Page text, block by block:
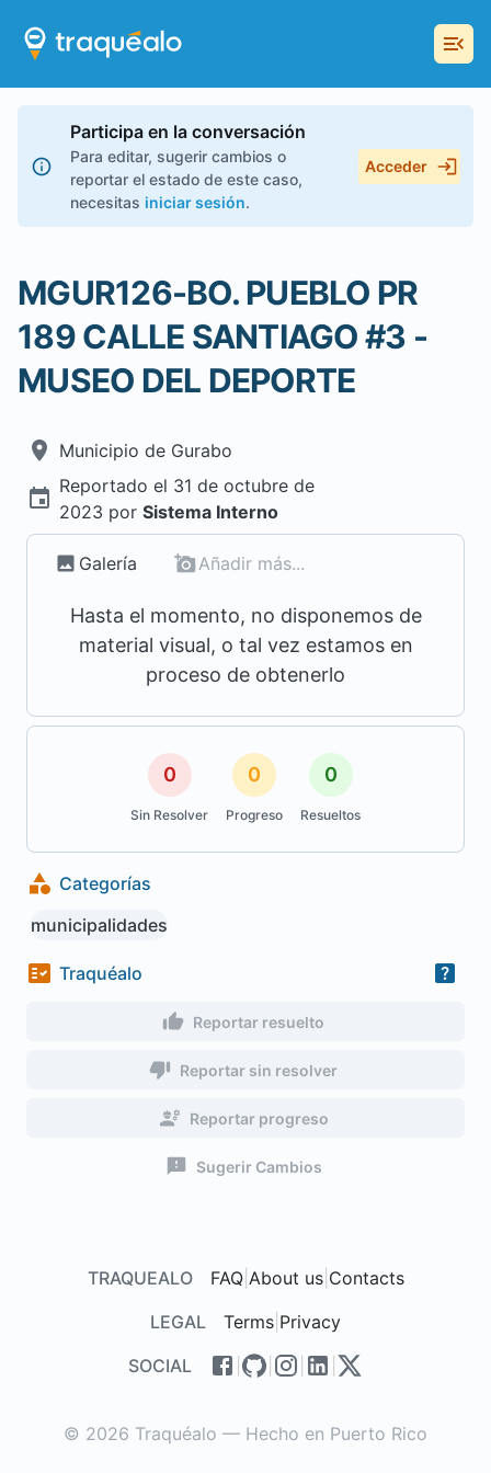
Participa en la conversación
Para editar, sugerir cambios o
reportar el estado de este caso,
necesitas iniciar sesión.
Acceder
MGUR126-BO. PUEBLO PR
189 CALLE SANTIAGO #3 -
MUSEO DEL DEPORTE
Municipio de Gurabo
Reportado el 31 de octubre de
2023 por Sistema Interno
Galería Añadir más...
Hasta el momento, no disponemos de
material visual, o tal vez estamos en
proceso de obtenerlo
0
Sin Resolver
0
Progreso
0
Resueltos
Categorías
municipalidades
Traquéalo
Reportar resuelto
Reportar sin resolver
Reportar progreso
Sugerir Cambios
TRAQUEALO FAQ| About us| Contacts
LEGAL
Terms Privacy
SOCIAL
© 2026 Traquéalo — Hecho en Puerto Rico